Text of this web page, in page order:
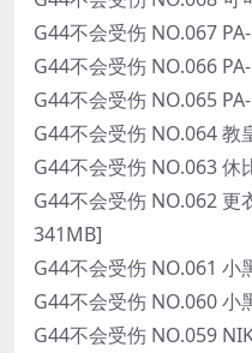
G44不会受伤 NO.067
G44不会受伤 NO.066
G44不会受伤 NO.065
G44不会受伤 NO.064 教
G44不会受伤 NO.063 休
G44不会受伤 NO.062 更
341MB]
G44不会受伤 NO.061 小
G44不会受伤 NO.060 小
G44不会受伤 NO.059